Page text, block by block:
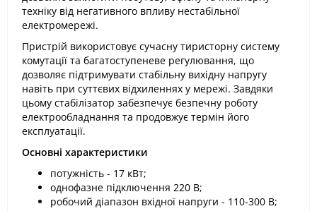
техніку від негативного впливу нестабільної
електромережі.
Пристрій використовує сучасну тиристорну систему
комутації та багатоступеневе регулювання, що
дозволяє підтримувати стабільну вихідну напругу
навіть при суттєвих відхиленнях у мережі. Завдяки
цьому стабілізатор забезпечує безпечну роботу
електрообладнання та продовжує термін його
експлуатації.
Основні характеристики
потужність - 17 кВт;
однофазне підключення 220 В;
робочий діапазон вхідної напруги - 110-300 В;